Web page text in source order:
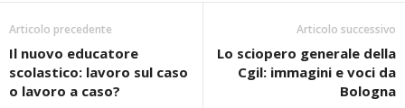
Articolo precedente
Il nuovo educatore
scolastico: lavoro sul caso
o lavoro a caso?
Articolo successivo
Lo sciopero generale della
Cgil: immagini e voci da
Bologna